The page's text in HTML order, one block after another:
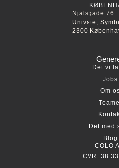
Njalsgade 76
Univate,
2300
Det vi
Jobs
Om os
Det med
Blog
COLO
CVR: 38